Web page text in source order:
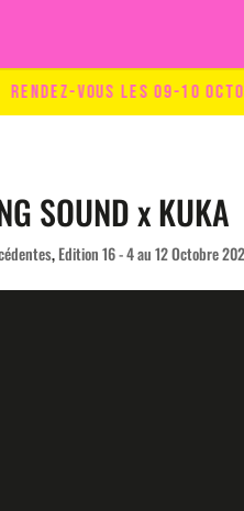
vous les 09-10 Octobre
SOUND x KUKA
,Edition 16 - 4 au 12 Octobre